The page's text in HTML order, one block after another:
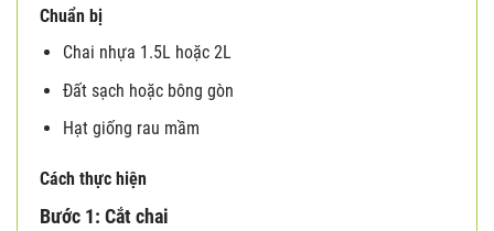
Chuẩn bị
Chai nhựa 1.5L hoặc 2L
Đất sạch hoặc bông gòn
Hạt giống rau mầm
Cách thực hiện
Bước 1: Cắt chai